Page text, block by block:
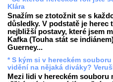
Klára
Snažím se ztotožnit se s
důsledky. V podstatě je
nejbližší postavy, které jsem
Kafka (Touha stát se
Guerney...
* S kým si v hereckém
vidění na nějaká diváky?
Mezi lidi v hereckém